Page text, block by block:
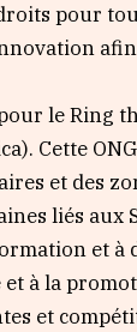
pour
le Ring
Cette
et des
liés
et
à la
et